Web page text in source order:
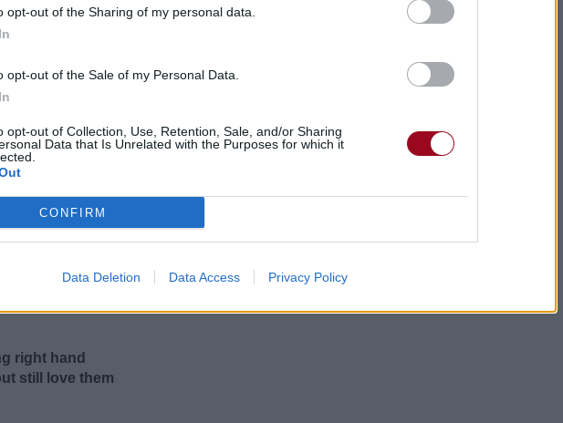
opt-out of the Sharing of my personal data.
opt-out of the Sale of my Personal Data.
opt-out of Collection, Use, Retention, Sale, and/or Sharing
Data that Is Unrelated with the Purposes for which it
CONFIRM
Data Deletion Data Access Privacy Policy
revenge?
the head
deux ans
?
?
à l'intérieur de la tête
right hand
still love them